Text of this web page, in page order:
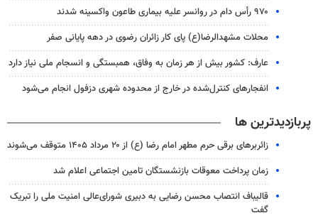
۹۷۰ رأس دام در روانسر علیه بیماری طاعون واکسینه شدند
محلات مشهدالرضا(ع) پای کار زائران رضوی در دهه پایانی صفر
عارف: کشور بیش از هر زمان به وفاق، همبستگی و انسجام ملی نیاز دارد
انفجارهای کنترل‌شده در خارج از محدوده شهری دزفول انجام می‌شود
پربازدیدترین ها
زائربرهای برقی حرم مطهر امام رضا (ع) از ۲۰ مرداد ۱۴۰۵ متوقف می‌شوند
زمان پرداخت معوقات بازنشستگان تامین اجتماعی اعلام شد
قالیباف انتصاب محسن رضایی به دبیری شورای‌عالی امنیت ملی را تبریک
گفت